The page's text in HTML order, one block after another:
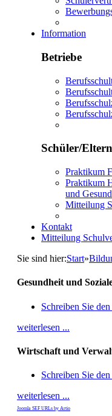
Information
Betriebe
Schüler/Eltern
Praktikum
Praktikum
und
Mitteilung
Kontakt
Mitteilung
Sie sind hier:Start»
Gesundheit und
Schreiben Sie
weiterlesen ...
Wirtschaft und
Schreiben Sie
weiterlesen ...
Joomla SEF URLs by Artio